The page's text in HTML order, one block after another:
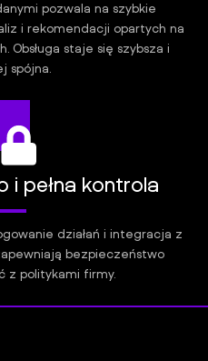
pozwala na szybkie
i rekomendacji opartych na
staje się szybsza i
spójna.
i pełna kontrola
działań i integracja z
bezpieczeństwo
z politykami firmy.